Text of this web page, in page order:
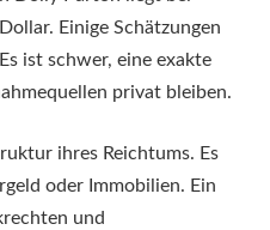
Einige Schätzungen
ist schwer, eine exakte
privat bleiben.
ihres Reichtums. Es
oder Immobilien. Ein
und